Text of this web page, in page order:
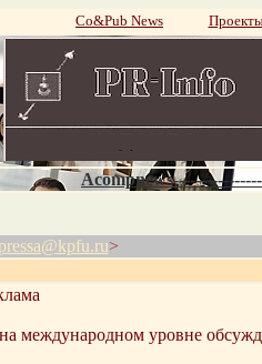
Со&Pub News
>
международном уровне